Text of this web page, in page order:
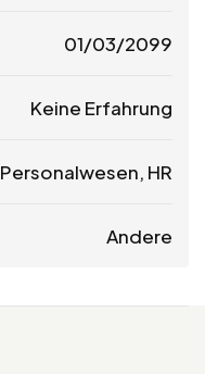
01/03/2099
Keine Erfahrung
Personalwesen, HR
Andere